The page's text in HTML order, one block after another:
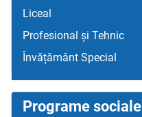
Liceal
Profesional și Tehnic
Învățământ Special
Programe sociale